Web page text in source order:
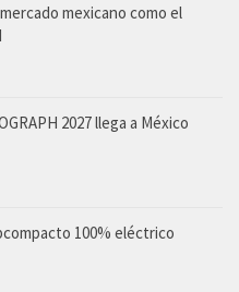
mexicano como el
2027 llega a México
100% eléctrico